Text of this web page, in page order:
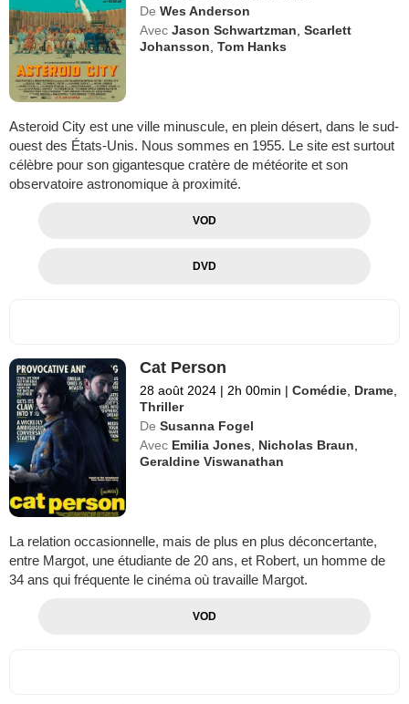
De Wes Anderson
Avec Jason Schwartzman ,Scarlett
Johansson ,Tom Hanks
Asteroid City est une ville minuscule, en plein désert, dans le sud-
ouest des États-Unis. Nous sommes en 1955. Le site est surtout
célèbre pour son gigantesque cratère de météorite et son
observatoire astronomique à proximité.
VOD
DVD
Cat Person
28 août 2024 | 2h 00min | Comédie Drame
Thriller
De Susanna Fogel
Avec Emilia Jones Nicholas Braun
Geraldine Viswanathan
La relation occasionnelle, mais de plus en plus déconcertante,
entre Margot, une étudiante de 20 ans, et Robert, un homme de
34 ans qui fréquente le cinéma où travaille Margot.
VOD